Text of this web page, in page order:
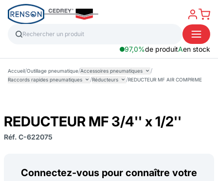
97,0%de produitAen stock
Accueil/Outillage pneumatique/Accessoires pneumatiques /
Raccords rapides pneumatiques /Réducteurs /REDUCTEUR MF AIR COMPRIME
REDUCTEUR MF 3/4'' x 1/2''
Réf. C-622075
Connectez-vous pour connaître votre